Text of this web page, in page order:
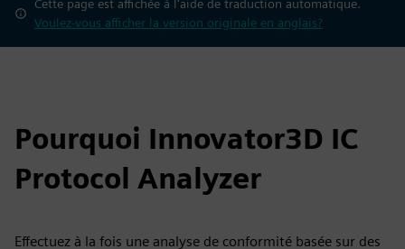
Cette page est affichée à l'aide de traduction automatique.
Voulez-vous afficher la version originale en anglais?
Pourquoi Innovator3D IC
Protocol Analyzer
Effectuez à la fois une analyse de conformité basée sur des